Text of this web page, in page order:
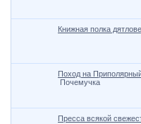
Книжная полка
Поход на
Почемучка
Пресса всякой